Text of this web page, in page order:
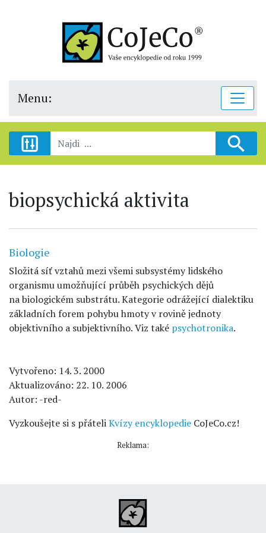
Menu:
biopsychická aktivita
Biologie
Složitá síť vztahů mezi všemi subsystémy lidského
organismu umožňující průběh psychických dějů
na biologickém substrátu. Kategorie odrážející dialektiku
základních forem pohybu hmoty v rovině jednoty
objektivního a subjektivního. Viz také psychotronika.
Vytvořeno: 14. 3. 2000
Aktualizováno: 22. 10. 2006
Autor: -red-
Vyzkoušejte si s přáteliKvízy encyklopedie CoJeCo.cz!
Reklama: